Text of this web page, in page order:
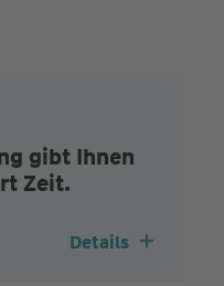
gibt Ihnen
Zeit.
Details